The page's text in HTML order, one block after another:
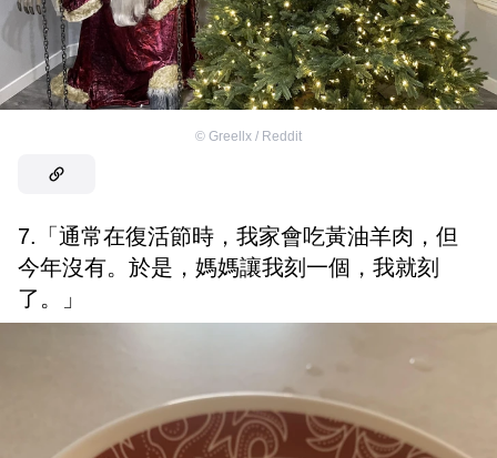
© Greellx / Reddit
7.「通常在復活節時，我家會吃黃油羊肉，但
今年沒有。於是，媽媽讓我刻一個，我就刻
了。」